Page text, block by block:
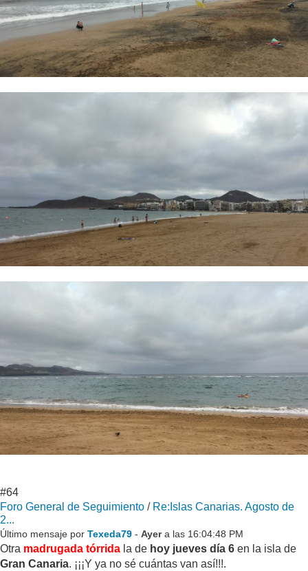
#64
Foro General de Seguimiento / Re:Islas Canarias. Agosto de
2...
Último mensaje por Texeda79 - Ayera las 16:04:48 PM
Otra madrugada tórrida la de hoy jueves día 6 en la isla de
Gran Canaria. ¡¡¡Y ya no sé cuántas van así!!!.